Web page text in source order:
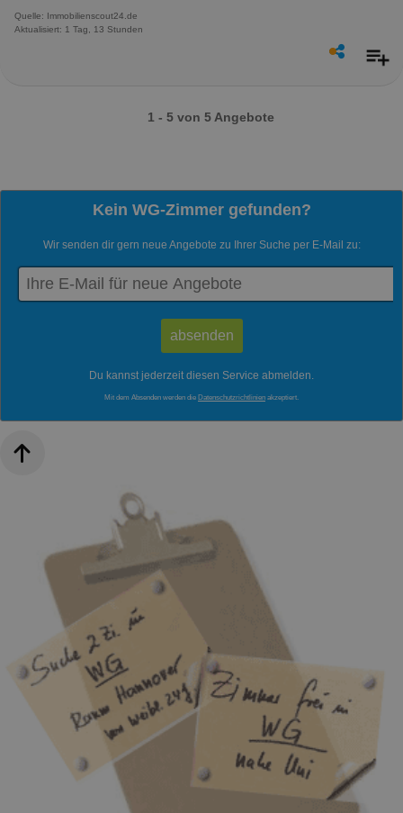
Quelle: Immobilienscout24.de
Aktualisiert: 1 Tag, 13 Stunden
1 - 5 von 5 Angebote
Kein WG-Zimmer gefunden?
Wir senden dir gern neue Angebote zu Ihrer Suche per E-Mail zu:
Du kannst jederzeit diesen Service abmelden.
Mit dem Absenden werden die Datenschutzrichtlinien akzeptiert.